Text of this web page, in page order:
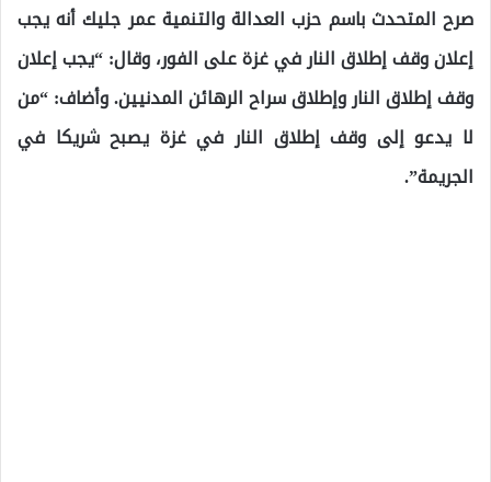
صرح المتحدث باسم حزب العدالة والتنمية عمر جليك أنه يجب
إعلان وقف إطلاق النار في غزة على الفور، وقال: “يجب إعلان
وقف إطلاق النار وإطلاق سراح الرهائن المدنيين. وأضاف: “من
لا يدعو إلى وقف إطلاق النار في غزة يصبح شريكا في
الجريمة”.